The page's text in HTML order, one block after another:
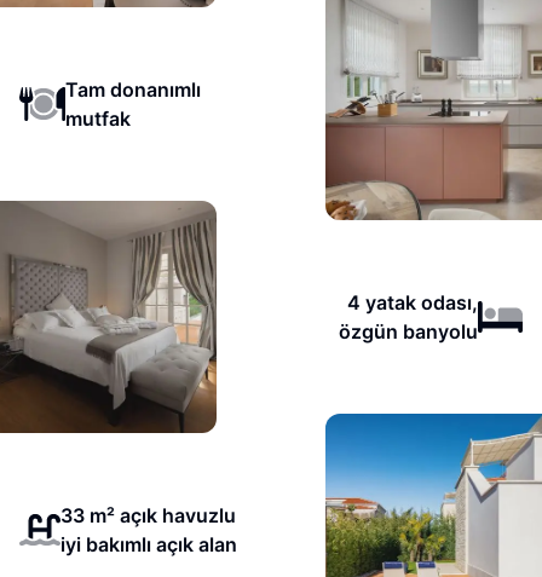
Tam donanımlı
mutfak
4 yatak odası,
özgün banyolu
33 m² açık havuzlu
iyi bakımlı açık alan